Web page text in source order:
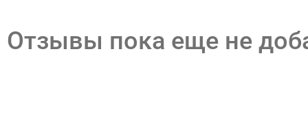
Отзывы пока еще не